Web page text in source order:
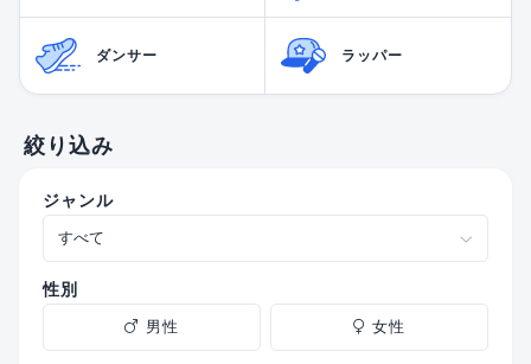
ダンサー ラッパー
絞り込み
ジャンル
性別
男性 女性